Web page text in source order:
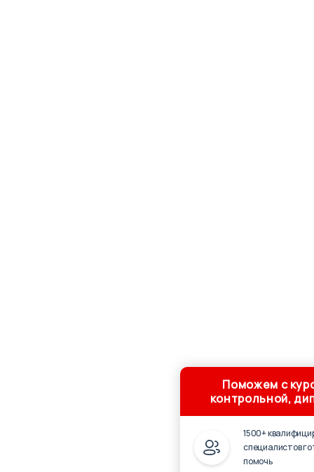
Поможем с
контрольной,
1500+
специалистов
помочь